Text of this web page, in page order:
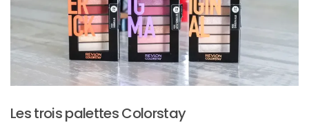
tendance
Les trois palettes Colorstay